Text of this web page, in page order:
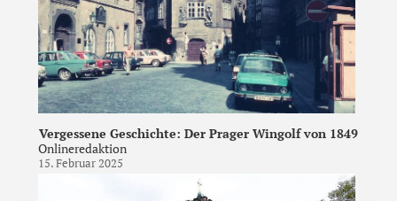
Vergessene Geschichte: Der Prager Wingolf von 1849
Onlineredaktion
15. Februar 2025